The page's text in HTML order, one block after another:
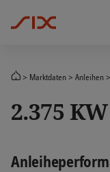
Marktdaten Anleihen
2.375